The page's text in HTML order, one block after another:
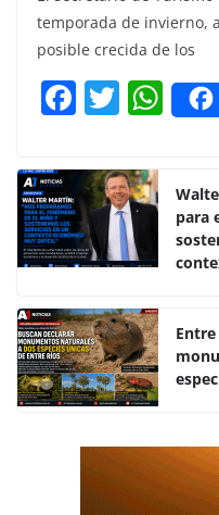
temporada de invierno,
posible crecida de los
F
c
e
b
o
o
k
T
itt
er
W
h
s
A
p
para